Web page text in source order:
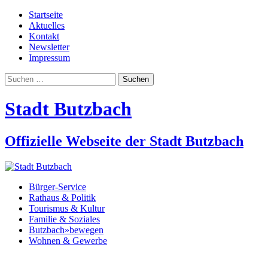
Startseite
Aktuelles
Kontakt
Newsletter
Impressum
Suchen
nach:
Stadt Butzbach
Offizielle Webseite der Stadt Butzbach
Bürger-Service
Rathaus & Politik
Tourismus & Kultur
Familie & Soziales
Butzbach»bewegen
Wohnen & Gewerbe